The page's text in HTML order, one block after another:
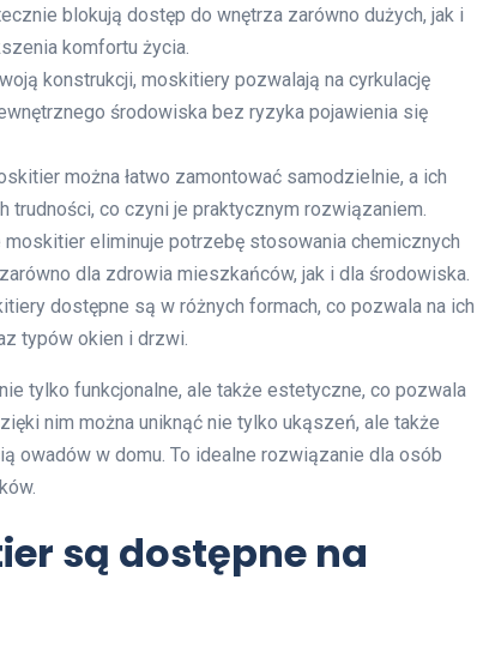
blokują dostęp do wnętrza zarówno dużych, jak i
komfortu życia.
konstrukcji, moskitiery pozwalają na cyrkulację
środowiska bez ryzyka pojawienia się
można łatwo zamontować samodzielnie, a ich
co czyni je praktycznym rozwiązaniem.
moskitier eliminuje potrzebę stosowania chemicznych
dla zdrowia mieszkańców, jak i dla środowiska.
dostępne są w różnych formach, co pozwala na ich
typów okien i drzwi.
tylko funkcjonalne, ale także estetyczne, co pozwala
nim można uniknąć nie tylko ukąszeń, ale także
owadów w domu. To idealne rozwiązanie dla osób
są dostępne na